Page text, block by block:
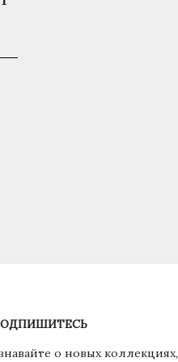
о новых коллекциях,